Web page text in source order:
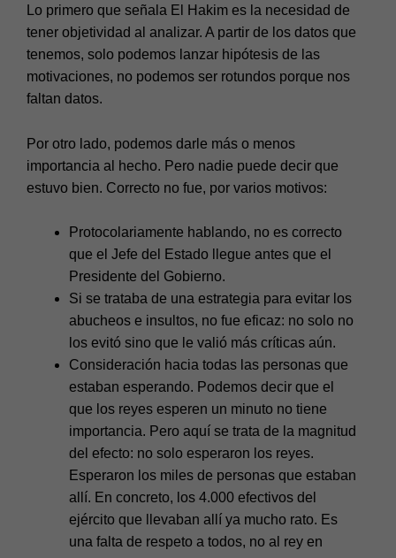
Lo primero que señala El Hakim es la necesidad de
tener objetividad al analizar. A partir de los datos que
tenemos, solo podemos lanzar hipótesis de las
motivaciones, no podemos ser rotundos porque nos
faltan datos.
Por otro lado, podemos darle más o menos
importancia al hecho. Pero nadie puede decir que
estuvo bien. Correcto no fue, por varios motivos:
Protocolariamente hablando, no es correcto
que el Jefe del Estado llegue antes que el
Presidente del Gobierno.
Si se trataba de una estrategia para evitar los
abucheos e insultos, no fue eficaz: no solo no
los evitó sino que le valió más críticas aún.
Consideración hacia todas las personas que
estaban esperando. Podemos decir que el
que los reyes esperen un minuto no tiene
importancia. Pero aquí se trata de la magnitud
del efecto: no solo esperaron los reyes.
Esperaron los miles de personas que estaban
allí. En concreto, los 4.000 efectivos del
ejército que llevaban allí ya mucho rato. Es
una falta de respeto a todos, no al rey en